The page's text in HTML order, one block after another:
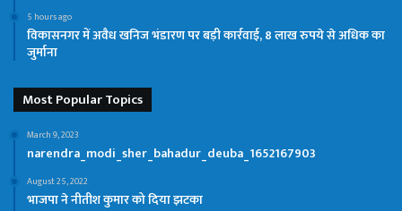
5 hours ago
विकासनगर में अवैध खनिज भंडारण पर बड़ी कार्रवाई, 8 लाख रुपये से अधिक का
जुर्माना
Most Popular Topics
March 9, 2023
narendra_modi_sher_bahadur_deuba_1652167903
August 25, 2022
भाजपा ने नीतीश कुमार को दिया झटका